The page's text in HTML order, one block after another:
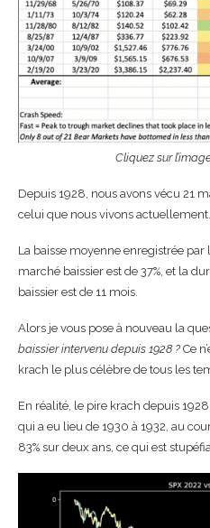
Cliquez sur
Depuis 1928, nous avons vécu 21
celui que nous vivons actuellement.
La baisse moyenne enregistrée
marché baissier est de 37%, et la
baissier est de 11 mois.
Alors je vous pose à nouveau la
baissier intervenu depuis 1928 ? Ce
krach le plus célèbre de tous les
En réalité, le pire krach depuis
qui a eu lieu de 1930 à 1932, au
83% sur deux ans, ce qui est